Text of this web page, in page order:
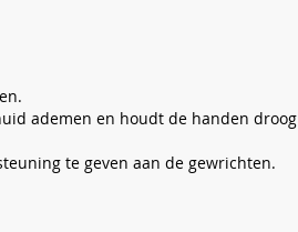
ademen en houdt de handen droog
te geven aan de gewrichten.